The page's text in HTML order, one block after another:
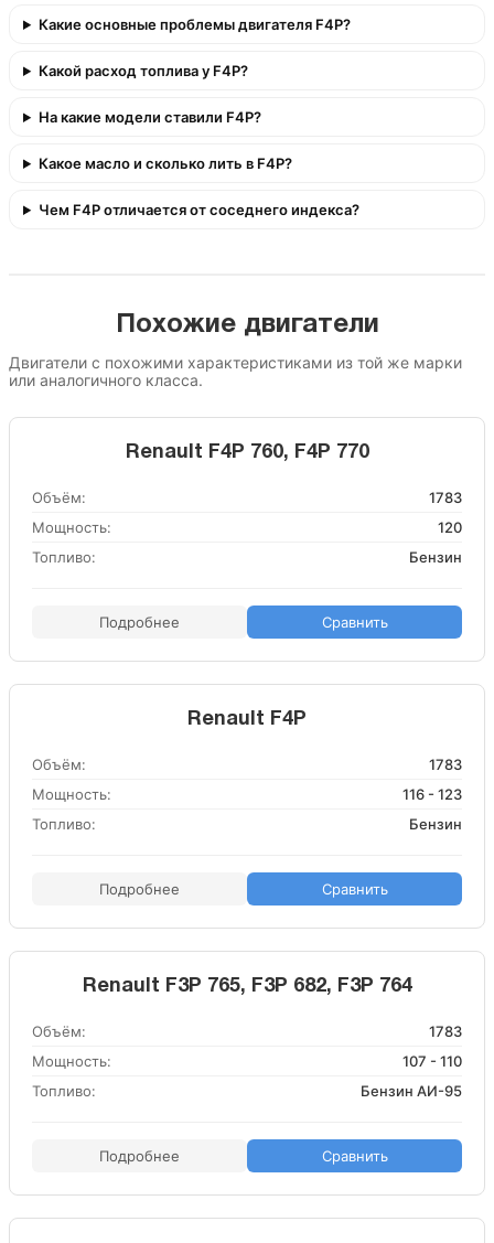
Какие основные проблемы двигателя F4P?
Какой расход топлива у F4P?
На какие модели ставили F4P?
Какое масло и сколько лить в F4P?
Чем F4P отличается от соседнего индекса?
Похожие двигатели
Двигатели с похожими характеристиками из той же марки
или аналогичного класса.
Renault F4P 760, F4P 770
Объём:
1783
Мощность:
120
Топливо:
Бензин
Подробнее Сравнить
Renault F4P
Объём:
1783
Мощность:
116 - 123
Топливо:
Бензин
Подробнее Сравнить
Renault F3P 765, F3P 682, F3P 764
Объём:
1783
Мощность:
107 - 110
Топливо:
Бензин АИ-95
Подробнее Сравнить